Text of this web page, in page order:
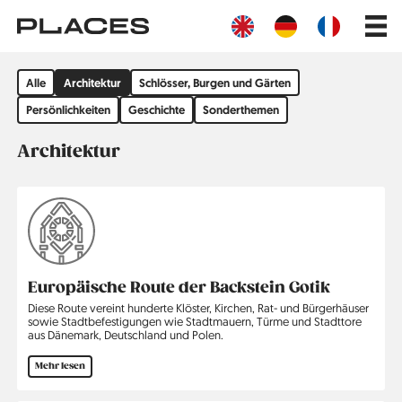
zum
Inhalt
Main
Filter
by
group
Alle Architektur
Schlösser, Burgen und Gärten
Persönlichkeiten
Geschichte Sonderthemen
Architektur
Europäische Route der Backstein Gotik
Diese Route vereint hunderte Klöster, Kirchen, Rat- und Bürgerhäuser
sowie Stadtbefestigungen wie Stadtmauern, Türme und Stadttore
aus Dänemark, Deutschland und Polen.
Mehr lesen